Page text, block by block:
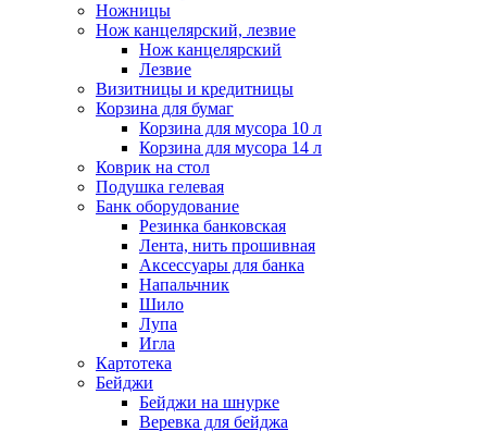
Ножницы
Нож канцелярский, лезвие
Нож канцелярский
Лезвие
Визитницы и кредитницы
Корзина для бумаг
Корзина для мусора 10 л
Корзина для мусора 14 л
Коврик на стол
Подушка гелевая
Банк оборудование
Резинка банковская
Лента, нить прошивная
Аксессуары для банка
Напальчник
Шило
Лупа
Игла
Картотека
Бейджи
Бейджи на шнурке
Веревка для бейджа